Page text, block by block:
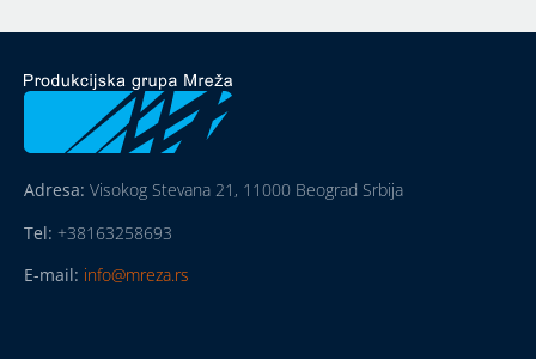
Adresa: Visokog Stevana 21, 11000 Beograd Srbija
Tel: +38163258693
E-mail: info@mreza.rs